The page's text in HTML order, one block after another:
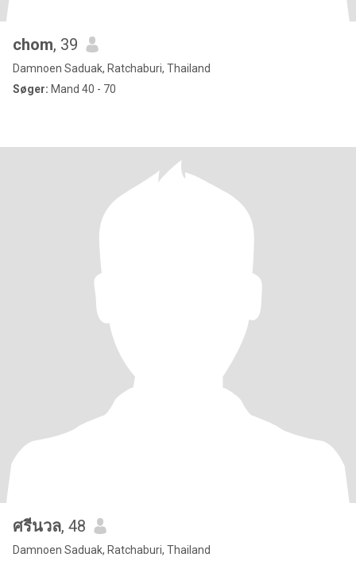
chom, 39
Damnoen Saduak, Ratchaburi, Thailand
Søger: Mand 40 - 70
ศรีนวล, 48
Damnoen Saduak, Ratchaburi, Thailand